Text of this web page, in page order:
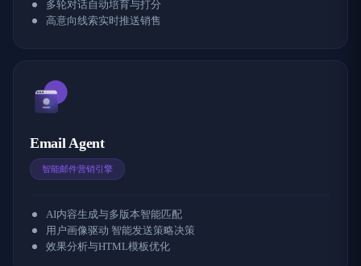
多轮对话自动培育与打分
高意向线索实时推送销售
Email Agent
智能邮件营销引擎
AI内容生成与多版本智能匹配
用户画像驱动 智能发送策略决策
效果分析与HTML模板优化